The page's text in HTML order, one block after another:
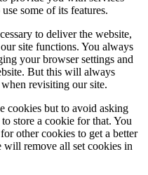
some of its features.
to deliver the website,
site functions. You always
your browser settings and
But this will always
revisiting our site.
cookies but to avoid asking
store a cookie for that. You
other cookies to get a better
will remove all set cookies in